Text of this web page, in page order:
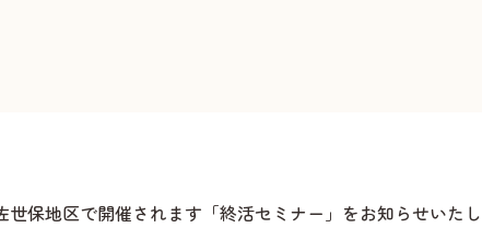
世保地区で開催されます「終活セミナー」をお知らせいたし